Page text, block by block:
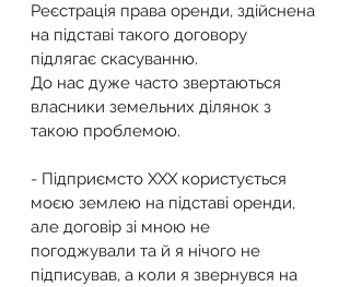
Реєстрація права оренди, здійснена
на підставі такого договору
підлягає скасуванню.
До нас дуже часто звертаються
власники земельних ділянок з
такою проблемою.
- Підприємсто ХХХ користується
моєю землею на підставі оренди,
але договір зі мною не
погоджували та й я нічого не
підписував, а коли я звернувся на